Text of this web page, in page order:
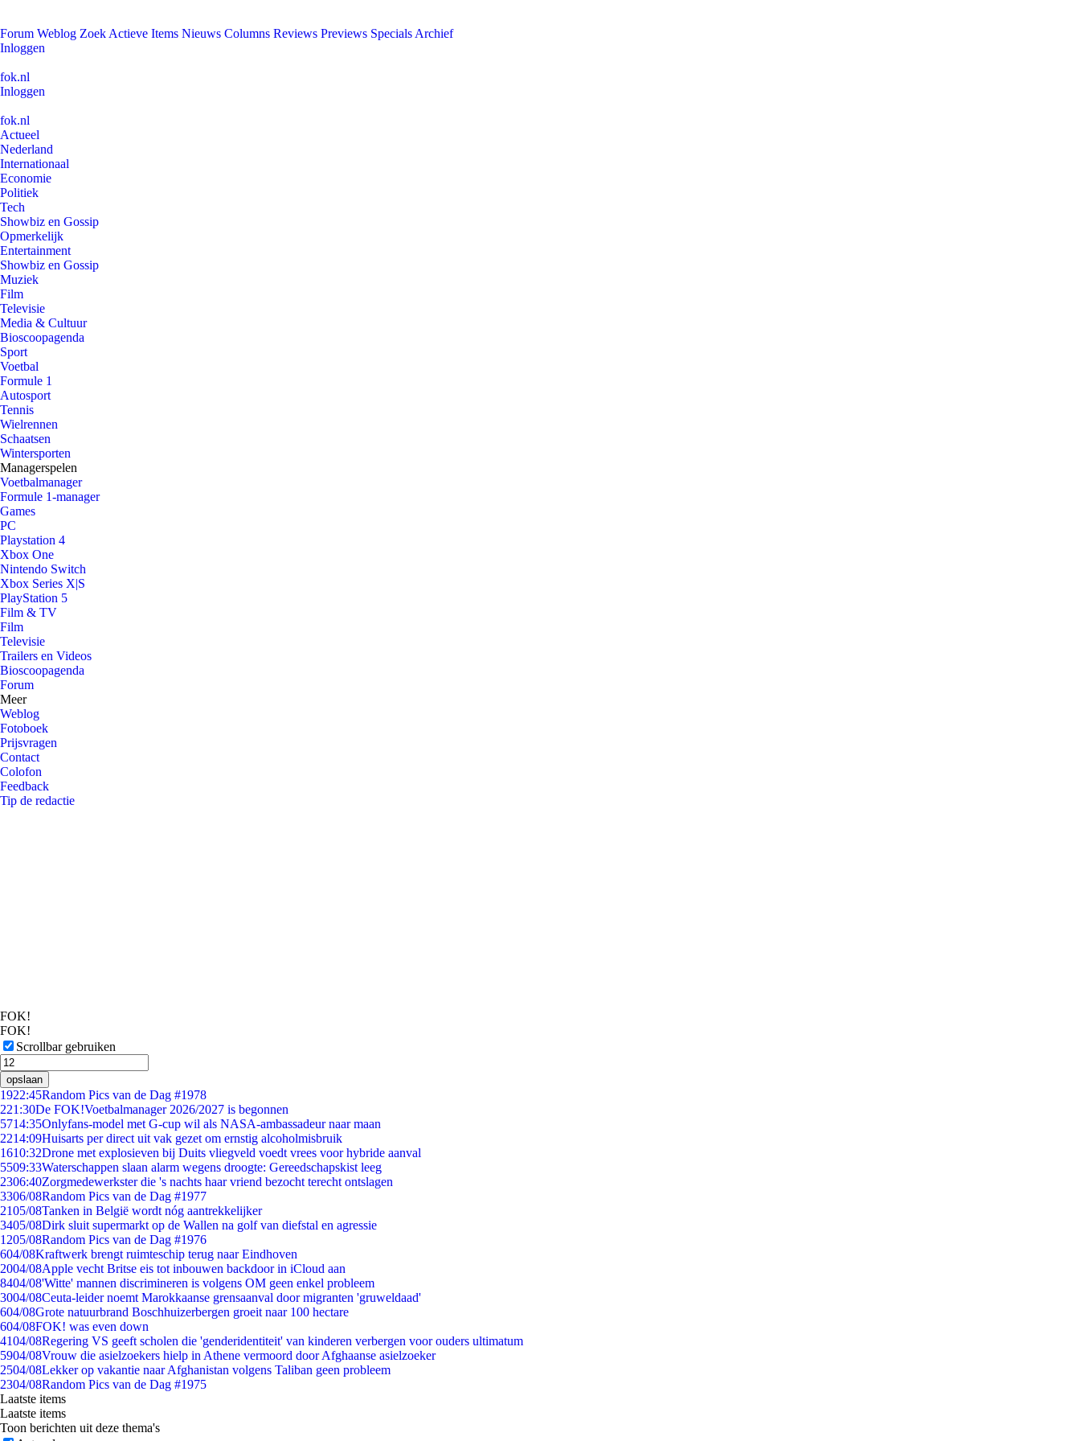
Forum Weblog Zoek Actieve Items Nieuws Columns Reviews Previews Specials Archief
Inloggen
fok.nl
Inloggen
fok.nl
Actueel
Nederland
Internationaal
Economie
Politiek
Tech
Showbiz en Gossip
Opmerkelijk
Entertainment
Showbiz en Gossip
Muziek
Film
Televisie
Media & Cultuur
Bioscoopagenda
Sport
Voetbal
Formule 1
Autosport
Tennis
Wielrennen
Schaatsen
Wintersporten
Managerspelen
Voetbalmanager
Formule 1-manager
Games
PC
Playstation 4
Xbox One
Nintendo Switch
Xbox Series X|S
PlayStation 5
Film & TV
Film
Televisie
Trailers en Videos
Bioscoopagenda
Forum
Meer
Weblog
Fotoboek
Prijsvragen
Contact
Colofon
Feedback
Tip de redactie
FOK!
FOK!
Scrollbar gebruiken
opslaan
1922:45Random Pics van de Dag #1978
221:30De FOK!Voetbalmanager 2026/2027 is begonnen
5714:35Onlyfans-model met G-cup wil als NASA-ambassadeur naar maan
2214:09Huisarts per direct uit vak gezet om ernstig alcoholmisbruik
1610:32Drone met explosieven bij Duits vliegveld voedt vrees voor hybride aanval
5509:33Waterschappen slaan alarm wegens droogte: Gereedschapskist leeg
2306:40Zorgmedewerkster die 's nachts haar vriend bezocht terecht ontslagen
3306/08Random Pics van de Dag #1977
2105/08Tanken in België wordt nóg aantrekkelijker
3405/08Dirk sluit supermarkt op de Wallen na golf van diefstal en agressie
1205/08Random Pics van de Dag #1976
604/08Kraftwerk brengt ruimteschip terug naar Eindhoven
2004/08Apple vecht Britse eis tot inbouwen backdoor in iCloud aan
8404/08'Witte' mannen discrimineren is volgens OM geen enkel probleem
3004/08Ceuta-leider noemt Marokkaanse grensaanval door migranten 'gruweldaad'
604/08Grote natuurbrand Boschhuizerbergen groeit naar 100 hectare
604/08FOK! was even down
4104/08Regering VS geeft scholen die 'genderidentiteit' van kinderen verbergen voor ouders ultimatum
5904/08Vrouw die asielzoekers hielp in Athene vermoord door Afghaanse asielzoeker
2504/08Lekker op vakantie naar Afghanistan volgens Taliban geen probleem
2304/08Random Pics van de Dag #1975
Laatste items
Laatste items
Toon berichten uit deze thema's